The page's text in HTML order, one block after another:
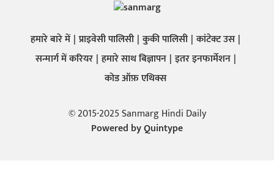
हमारे बारे में प्राइवेसी पालिसी कुकी पालिसी कांटेक्ट उस
सन्मार्ग में करियर हमारे साथ बिज्ञापन इतर इनफार्मेशन
कोड ऑफ़ एथिक्स
© 2015-2025 Sanmarg Hindi Daily
Powered byQuintype